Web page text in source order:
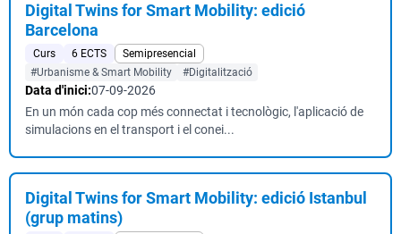
Digital Twins for Smart Mobility: edició
Barcelona
Curs 6 ECTS
Semipresencial
#Urbanisme & Smart Mobility
#Digitalització
Data d'inici:07-09-2026
En un món cada cop més connectat i tecnològic, l'aplicació de
simulacions en el transport i el conei...
Digital Twins for Smart Mobility: edició Istanbul
(grup matins)